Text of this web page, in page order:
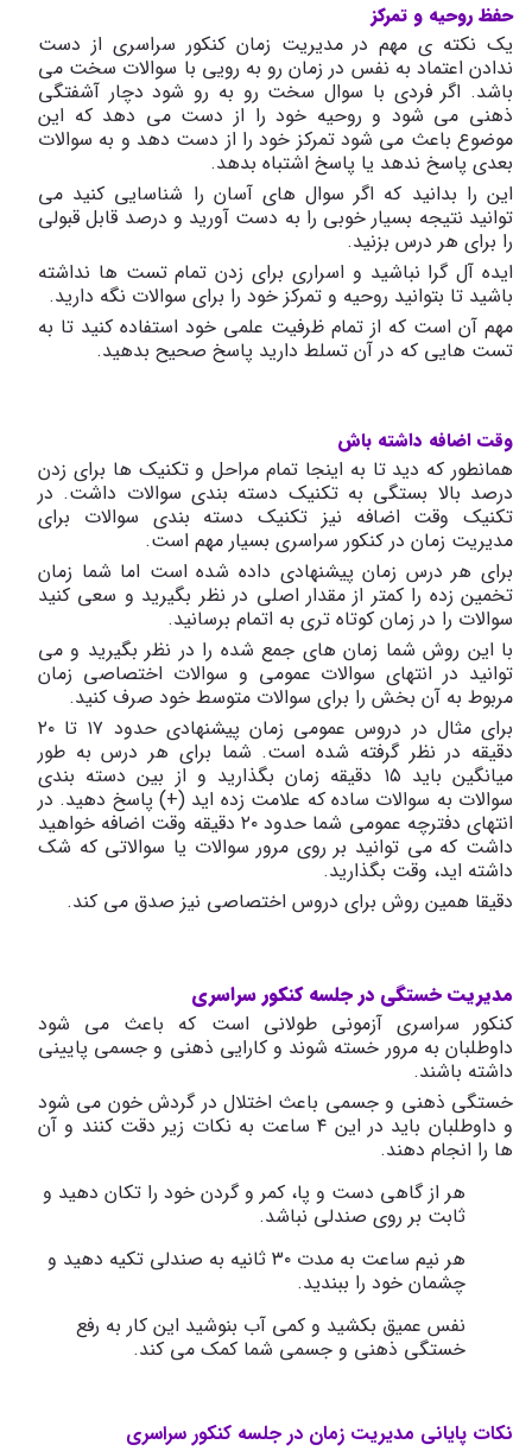
حفظ روحیه و تمرکز
یک نکته ی مهم در مدیریت زمان کنکور سراسری از دست
ندادن اعتماد به نفس در زمان رو به رویی با سوالات سخت می
باشد. اگر فردی با سوال سخت رو به رو شود دچار آشفتگی
ذهنی می شود و روحیه خود را از دست می دهد که این
موضوع باعث می شود تمرکز خود را از دست دهد و به سوالات
بعدی پاسخ ندهد یا پاسخ اشتباه بدهد.
این را بدانید که اگر سوال های آسان را شناسایی کنید می
توانید نتیجه بسیار خوبی را به دست آورید و درصد قابل قبولی
را برای هر درس بزنید.
ایده آل گرا نباشید و اسراری برای زدن تمام تست ها نداشته
باشید تا بتوانید روحیه و تمرکز خود را برای سوالات نگه دارید.
مهم آن است که از تمام ظرفیت علمی خود استفاده کنید تا به
تست هایی که در آن تسلط دارید پاسخ صحیح بدهید.
وقت اضافه داشته باش
همانطور که دید تا به اینجا تمام مراحل و تکنیک ها برای زدن
درصد بالا بستگی به تکنیک دسته بندی سوالات داشت. در
تکنیک وقت اضافه نیز تکنیک دسته بندی سوالات برای
مدیریت زمان در کنکور سراسری بسیار مهم است.
برای هر درس زمان پیشنهادی داده شده است اما شما زمان
تخمین زده را کمتر از مقدار اصلی در نظر بگیرید و سعی کنید
سوالات را در زمان کوتاه تری به اتمام برسانید.
با این روش شما زمان های جمع شده را در نظر بگیرید و می
توانید در انتهای سوالات عمومی و سوالات اختصاصی زمان
مربوط به آن بخش را برای سوالات متوسط خود صرف کنید.
برای مثال در دروس عمومی زمان پیشنهادی حدود ۱۷ تا ۲۰
دقیقه در نظر گرفته شده است. شما برای هر درس به طور
میانگین باید ۱۵ دقیقه زمان بگذارید و از بین دسته بندی
سوالات به سوالات ساده که علامت زده اید (+) پاسخ دهید. در
انتهای دفترچه عمومی شما حدود ۲۰ دقیقه وقت اضافه خواهید
داشت که می توانید بر روی مرور سوالات یا سوالاتی که شک
داشته اید، وقت بگذارید.
دقیقا همین روش برای دروس اختصاصی نیز صدق می کند.
مدیریت خستگی در جلسه کنکور سراسری
کنکور سراسری آزمونی طولانی است که باعث می شود
داوطلبان به مرور خسته شوند و کارایی ذهنی و جسمی پایینی
داشته باشند.
خستگی ذهنی و جسمی باعث اختلال در گردش خون می شود
و داوطلبان باید در این ۴ ساعت به نکات زیر دقت کنند و آن
ها را انجام دهند.
هر از گاهی دست و پا، کمر و گردن خود را تکان دهید و
ثابت بر روی صندلی نباشد.
هر نیم ساعت به مدت ۳۰ ثانیه به صندلی تکیه دهید و
چشمان خود را ببندید.
نفس عمیق بکشید و کمی آب بنوشید این کار به رفع
خستگی ذهنی و جسمی شما کمک می کند.
نکات پایانی مدیریت زمان در جلسه کنکور سراسری